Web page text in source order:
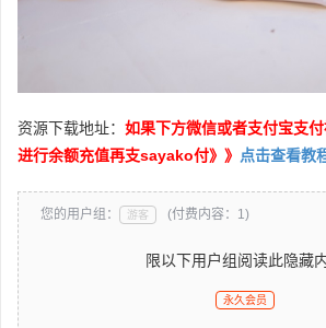
资源下载地址： 如果下方微信或者支付宝支
进行余额充值再支sayako付》》 点击查看教
您的用户组： 游客 (付费内容：1)
限以下用户组阅读此隐藏
永久会员